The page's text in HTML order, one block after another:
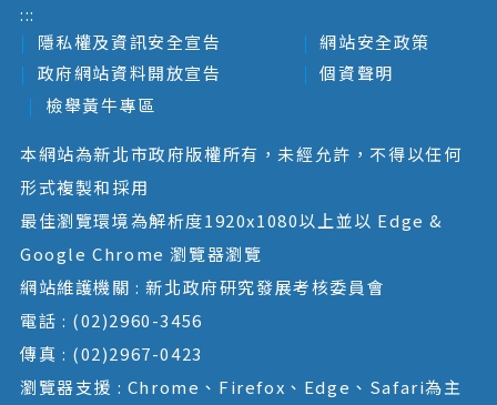
:::
隱私權及資訊安全宣告
網站安全政策
政府網站資料開放宣告
個資聲明
檢舉黃牛專區
本網站為新北市政府版權所有，未經允許，不得以任何
形式複製和採用
最佳瀏覽環境為解析度1920x1080以上並以 Edge &
Google Chrome 瀏覽器瀏覽
網站維護機關 : 新北政府研究發展考核委員會
電話 : (02)2960-3456
傳真 : (02)2967-0423
瀏覽器支援 : Chrome、Firefox、Edge、Safari為主